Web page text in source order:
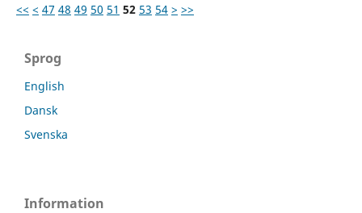
<< < 47 48 49 50 51 52 53 54 > >>
Sprog
English
Dansk
Svenska
Information